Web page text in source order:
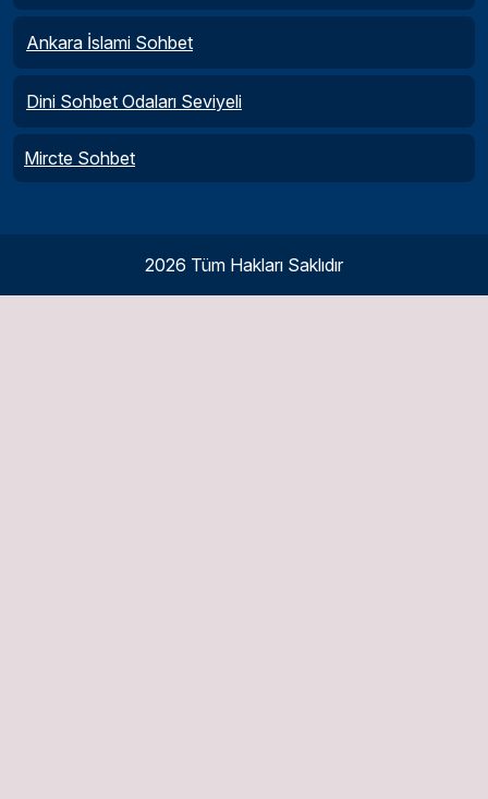
Ankara İslami Sohbet
Dini Sohbet Odaları Seviyeli
Mircte Sohbet
2026 Tüm Hakları Saklıdır